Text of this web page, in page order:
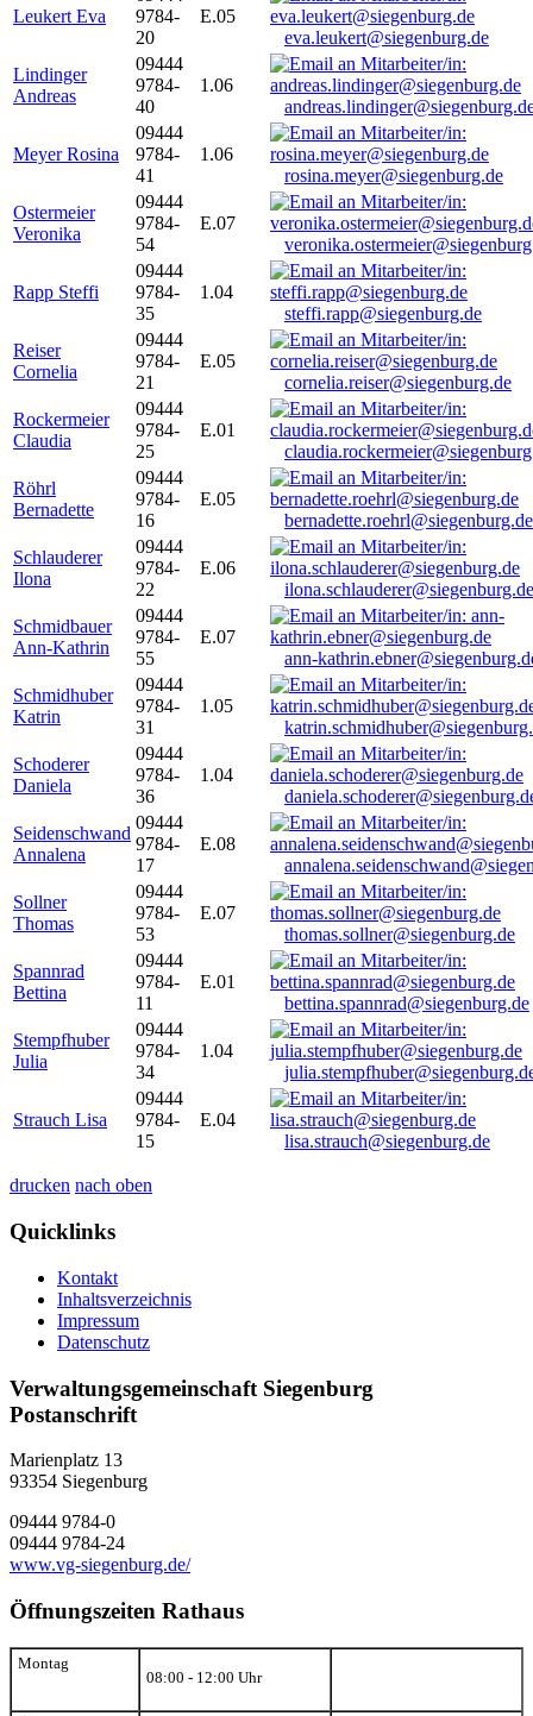
Leukert Eva
9784-
20
E.05
eva.leukert@siegenburg.de
Lindinger
Andreas
09444
9784-
40
1.06
Meyer Rosina
09444
9784-
41
1.06
rosina.meyer@siegenburg.de
Ostermeier
Veronika
09444
9784-
54
E.07
Rapp Steffi
09444
9784-
35
1.04
steffi.rapp@siegenburg.de
Reiser
Cornelia
09444
9784-
21
E.05
cornelia.reiser@siegenburg.de
Rockermeier
Claudia
09444
9784-
25
E.01
Röhrl
Bernadette
09444
9784-
16
E.05
bernadette.roehrl@siegenburg.de
Schlauderer
Ilona
09444
9784-
22
E.06
ilona.schlauderer@siegenburg.de
Schmidbauer
Ann-Kathrin
09444
9784-
55
E.07
ann-
Schmidhuber
Katrin
09444
9784-
31
1.05
Schoderer
Daniela
09444
9784-
36
1.04
Seidenschwand
Annalena
09444
9784-
17
E.08
Sollner
Thomas
09444
9784-
53
E.07
thomas.sollner@siegenburg.de
Spannrad
Bettina
09444
9784-
11
E.01
bettina.spannrad@siegenburg.de
Stempfhuber
Julia
09444
9784-
34
1.04
Strauch Lisa
09444
9784-
15
E.04
lisa.strauch@siegenburg.de
drucken nach oben
Quicklinks
Kontakt
Inhaltsverzeichnis
Impressum
Datenschutz
Verwaltungsgemeinschaft Siegenburg
Postanschrift
Marienplatz 13
93354 Siegenburg
09444 9784-0
09444 9784-24
www.vg-siegenburg.de/
Öffnungszeiten Rathaus
Montag
08:00 - 12:00 Uhr